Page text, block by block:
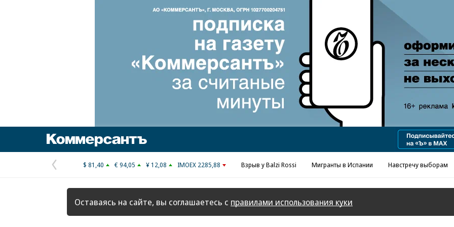
Реклама в «Ъ» www.kommersant.ru/ad
Предыдущая
страница
$ 81,40 € 94,05 ¥ 12,08 IMOEX 2285,88 Взрыв у Balzi Rossi Мигранты в Испании Навстречу выборам
Оставаясь на сайте, вы соглашаетесь с правилами использования куки